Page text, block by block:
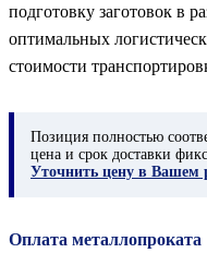
подготовку заготовок в
оптимальных
стоимости
Позиция полностью
цена и срок доставки
Уточнить цену в Вашем
Оплата металлопроката